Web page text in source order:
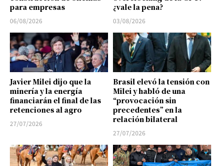
para empresas
06/08/2026
¿vale la pena?
03/08/2026
Javier Milei dijo que la
minería y la energía
financiarán el final de las
retenciones al agro
27/07/2026
Brasil elevó la tensión con
Milei y habló de una
“provocación sin
precedentes” en la
relación bilateral
27/07/2026